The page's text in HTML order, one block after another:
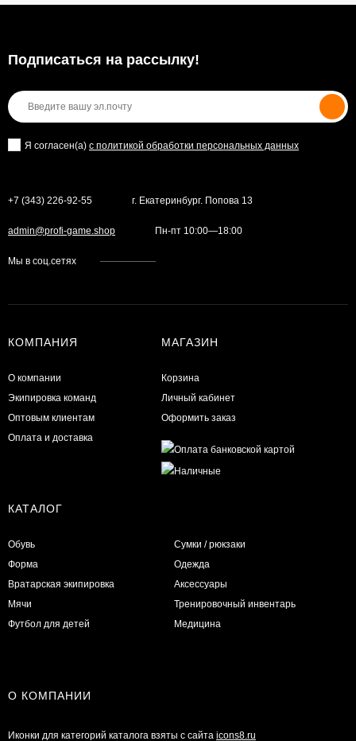
Подписаться на рассылкy!
Я согласен(a) с политикой обработки персональных данных
+7 (343) 226-92-55 г. Екатеринбург. Попова 13
admin@profi-game.shop Пн-пт 10:00—18:00
Мы в соц.сетях
КОМПАНИЯ
О компании
Экипировка команд
Оптовым клиентам
Оплата и доставка
МАГАЗИН
Корзина
Личный кабинет
Оформить заказ
КАТАЛОГ
Обувь
Форма
Вратарская экипировка
Мячи
Футбол для детей
Сумки / рюкзаки
Одежда
Аксессуары
Тренировочный инвентарь
Медицина
О КОМПАНИИ
Иконки для категорий каталога взяты с сайта icons8.ru